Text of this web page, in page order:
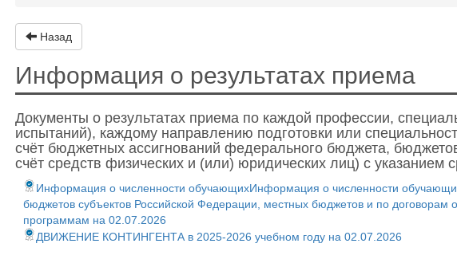
Назад
Информация о результатах приема
Документы о рeзультатах приема по каждой профессии,
испытаний), каждому направлению подготовки или
счёт бюджетных ассигнований федерального бюджета,
счёт средств физических и (или) юридических лиц) с
Информация о численности обучающихИнформация о численности
бюджетов субъектов Российской Федерации, местных бюджетов и по
программам на 02.07.2026
ДВИЖЕНИЕ КОНТИНГЕНТА в 2025-2026 учебном году на 02.07.2026